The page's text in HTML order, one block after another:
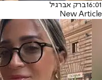
16:01ברק אברגיל
New Article